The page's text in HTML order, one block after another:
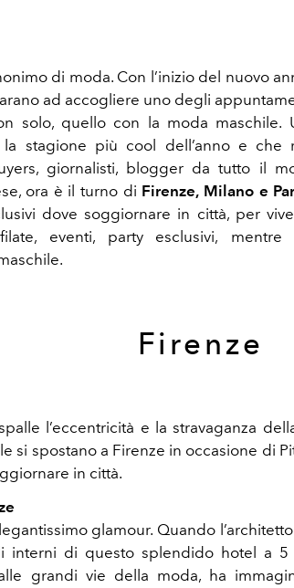
di moda. Con l’inizio del nuovo
ad accogliere uno degli
solo, quello con la moda maschile.
la stagione più cool dell’anno e che
giornalisti, blogger da tutto il
ora è il turno di Firenze, Milano e
dove soggiornare in città, per
eventi, party esclusivi,
mentre
Firenze
l’eccentricità e la stravaganza
si spostano a Firenze in occasione di
in città.
glamour. Quando
interni di questo splendido hotel a 5
grandi vie della moda, ha